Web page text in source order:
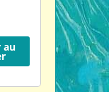
au